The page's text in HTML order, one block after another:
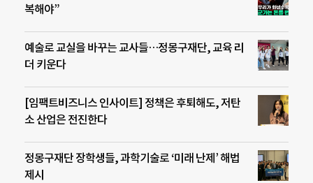
복해야”
예술로 교실을 바꾸는 교사들…정몽구재단, 교육 리
더 키운다
[임팩트비즈니스 인사이트] 정책은 후퇴해도, 저탄
소 산업은 전진한다
정몽구재단 장학생들, 과학기술로 ‘미래 난제’ 해법
제시